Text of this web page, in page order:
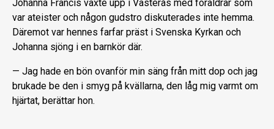
Johanna Francis växte upp i Västerås med föräldrar som
var ateister och någon gudstro diskuterades inte hemma.
Däremot var hennes farfar präst i Svenska Kyrkan och
Johanna sjöng i en barnkör där.
— Jag hade en bön ovanför min säng från mitt dop och jag
brukade be den i smyg på kvällarna, den låg mig varmt om
hjärtat, berättar hon.